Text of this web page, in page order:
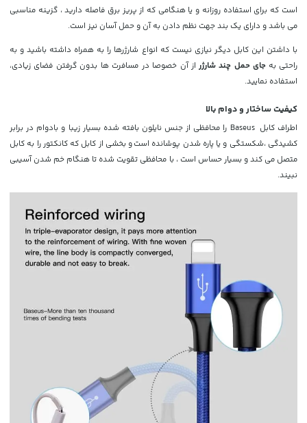
است که برای استفاده روزانه و یا هنگامی که از پریز برق فاصله دارید ، گزینه مناسبی
می باشد و دارای یک بند جهت نظم دادن به آن و حمل آسان نیز است.
با داشتن این کابل دیگر نیازی نیست که انواع شارژرها را به همراه داشته باشید و به
راحتی به جای حمل چند شارژر از آن خصوصا در مسافرت ها بدون گرفتن فضای زیادی،
استفاده نمایید.
کیفیت ساختار و دوام بالا
اطراف کابل Baseus را محافظی از جنس نایلون بافته شده بسیار زیبا و بادوام در برابر
کشیدگی ،شکستگی و یا پاره شدن پوشانده استو بخشی از کابل که کانکتور را به کابل
متصل می کند و بسیار حساس است ، با محافظی تقویت شده تا هنگام خم شدن آسیبی
نبیند.